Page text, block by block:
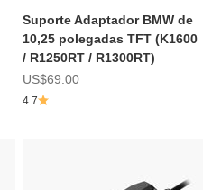
Suporte Adaptador BMW de
10,25 polegadas TFT (K1600
/ R1250RT / R1300RT)
Preço de promoção
US$69.00
4.7